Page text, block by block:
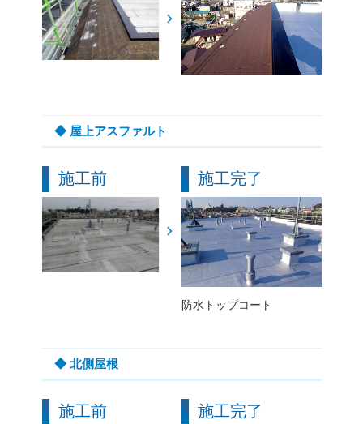
◆ 屋上アスファルト
施工前 施工完了
防水トップコート
◆ 北側屋根
施工前 施工完了